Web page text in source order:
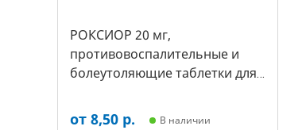
РОКСИОР 20 мг,
противовоспалительные и
болеутоляющие таблетки для
таб) (арт-5497
от 8,50 р. В наличии